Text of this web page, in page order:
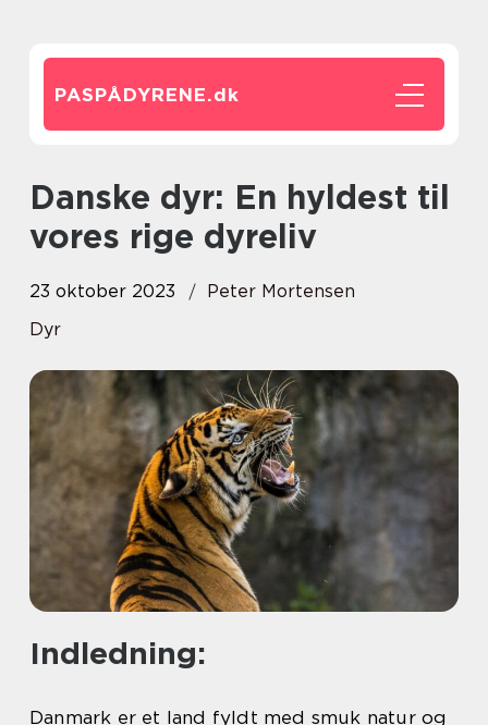
PASPÅDYRENE.dk
Danske dyr: En hyldest til
vores rige dyreliv
23 oktober 2023
Peter Mortensen
Dyr
Indledning:
Danmark er et land fyldt med smuk natur og